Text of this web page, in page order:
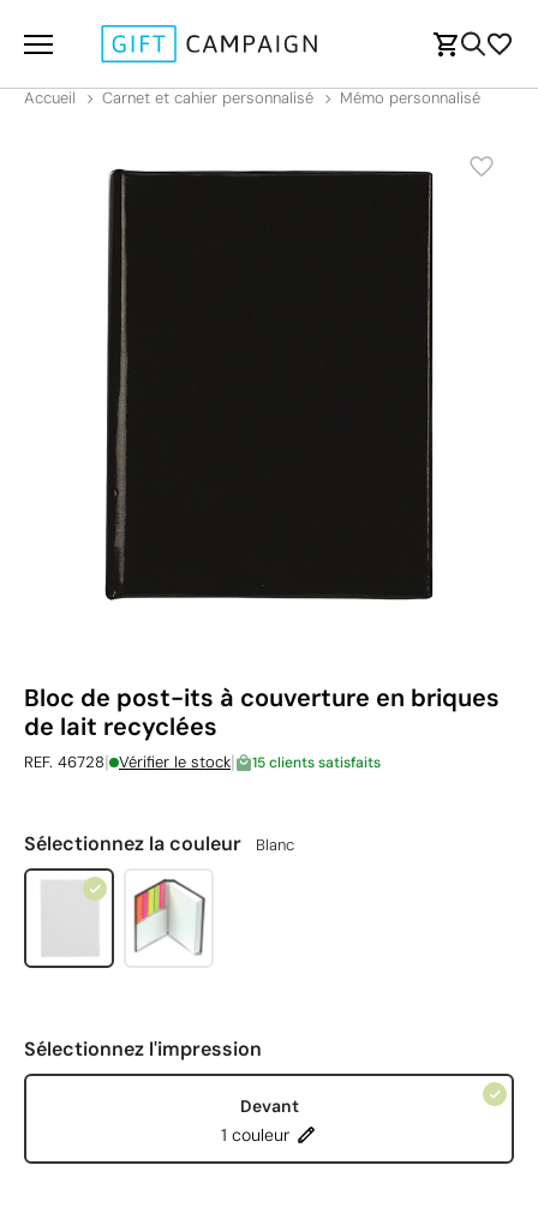
Accueil Carnet et cahier personnalisé Mémo personnalisé
Bloc de post-its à couverture en briques
de lait recyclées
REF. 46728| Vérifier le stock| 15 clients satisfaits
Sélectionnez la couleur Blanc
Sélectionnez l'impression
Devant
1 couleur